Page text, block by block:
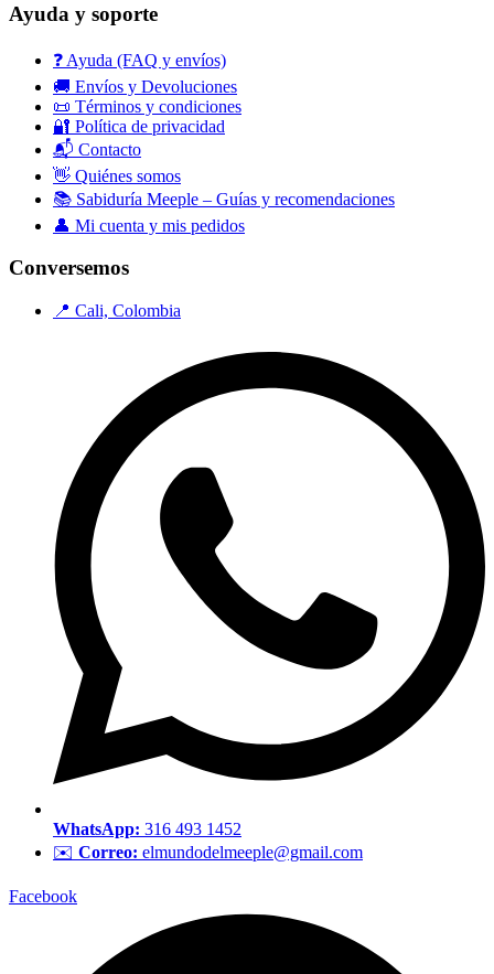
Ayuda y soporte
❓ Ayuda (FAQ y envíos)
🚚 Envíos y Devoluciones
📜 Términos y condiciones
🔐 Política de privacidad
📬 Contacto
👋 Quiénes somos
📚 Sabiduría Meeple – Guías y recomendaciones
👤 Mi cuenta y mis pedidos
Conversemos
📍 Cali, Colombia
WhatsApp: 316 493 1452
✉️ Correo: elmundodelmeeple@gmail.com
Facebook